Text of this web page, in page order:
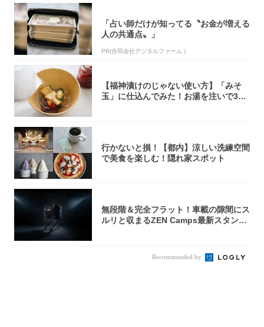
「占い師だけが知ってる〝お金が増える
人の共通点〟」
PR(合同会社デジタルファーム )
【福神漬けのじゃない使い方】「みそ
玉」に仕込んでみた！お湯を注いで30
行かないと損！【都内】涼しい洗練空間
で美食を楽しむ！隠れ家スポット
無段階＆完全フラット！車載の隙間にス
ルリと収まるZEN Camps最新スタンド
Recommended by